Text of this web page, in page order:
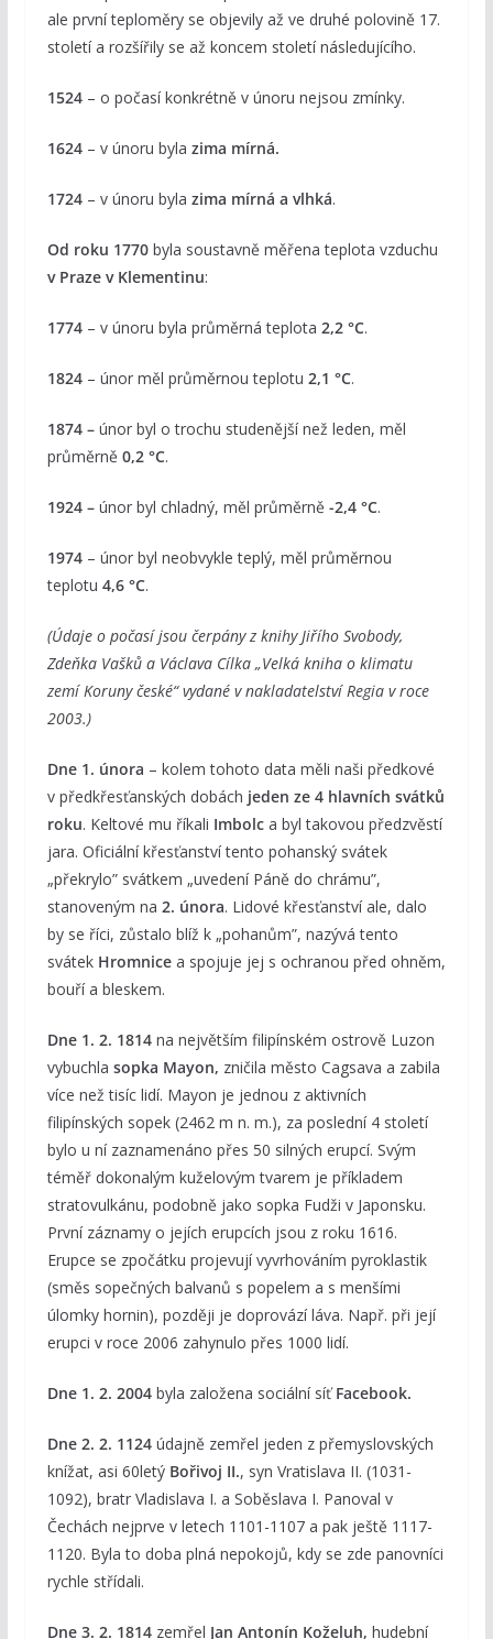
ale první teploměry se objevily až ve druhé polovině 17.
století a rozšířily se až koncem století následujícího.
1524– o počasí konkrétně v únoru nejsou zmínky.
1624– v únoru byla zima mírná.
1724– v únoru byla zima mírná a vlhká.
Od roku 1770 byla soustavně měřena teplota vzduchu
v Praze v Klementinu:
1774 – v únoru byla průměrná teplota 2,2 °C.
1824– únor měl průměrnou teplotu 2,1 °C.
1874 –únor byl o trochu studenější než leden, měl
průměrně 0,2 °C.
1924 –únor byl chladný, měl průměrně -2,4 °C.
1974– únor byl neobvykle teplý, měl průměrnou
teplotu 4,6 °C.
(Údaje o počasí jsou čerpány z knihy Jiřího Svobody,
Zdeňka Vašků a Václava Cílka „Velká kniha o klimatu
zemí Koruny české“ vydané v nakladatelství Regia v roce
2003.)
Dne 1. února – kolem tohoto data měli naši předkové
v předkřesťanských dobách jeden ze 4 hlavních svátků
roku. Keltové mu říkali Imbolca byl takovou předzvěstí
jara. Oficiální křesťanství tento pohanský svátek
„překrylo” svátkem „uvedení Páně do chrámu”,
stanoveným na 2. února. Lidové křesťanství ale, dalo
by se říci, zůstalo blíž k „pohanům”, nazývá tento
svátek Hromnicea spojuje jej s ochranou před ohněm,
bouří a bleskem.
Dne 1. 2. 1814na největším filipínském ostrově Luzon
vybuchla sopka Mayon, zničila město Cagsava a zabila
více než tisíc lidí. Mayon je jednou z aktivních
filipínských sopek (2462 m n. m.), za poslední 4 století
bylo u ní zaznamenáno přes 50 silných erupcí. Svým
téměř dokonalým kuželovým tvarem je příkladem
stratovulkánu, podobně jako sopka Fudži v Japonsku.
První záznamy o jejích erupcích jsou z roku 1616.
Erupce se zpočátku projevují vyvrhováním pyroklastik
(směs sopečných balvanů s popelem a s menšími
úlomky hornin), později je doprovází láva. Např. při její
erupci v roce 2006 zahynulo přes 1000 lidí.
Dne 1. 2. 2004byla založena sociální síťFacebook.
Dne 2. 2. 1124údajně zemřel jeden z přemyslovských
knížat, asi 60letýBořivoj II., syn Vratislava II. (1031-
1092), bratr Vladislava I. a Soběslava I. Panoval v
Čechách nejprve v letech 1101-1107 a pak ještě 1117-
1120. Byla to doba plná nepokojů, kdy se zde panovníci
rychle střídali.
Dne 3. 2. 1814 zemřel Jan Antonín Koželuh, hudební